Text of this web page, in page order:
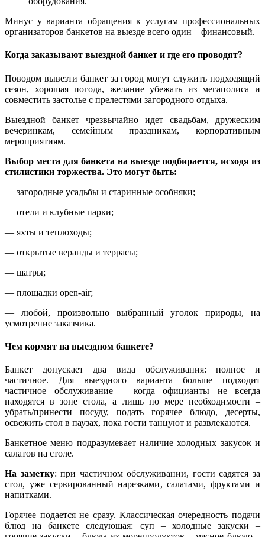
Минус у варианта обращения к услугам профессиональных
организаторов банкетов на выезде всего один – финансовый.
Когда заказывают выездной банкет и где его проводят?
Поводом вывезти банкет за город могут служить подходящий
сезон, хорошая погода, желание убежать из мегаполиса и
совместить застолье с прелестями загородного отдыха.
Выездной банкет чрезвычайно идет свадьбам, дружеским
вечеринкам, семейным праздникам, корпоративным
мероприятиям.
Выбор места для банкета на выезде подбирается, исходя из
стилистики торжества. Это могут быть:
— загородные усадьбы и старинные особняки;
— отели и клубные парки;
— яхты и теплоходы;
— открытые веранды и террасы;
— шатры;
— площадки open-air;
— любой, произвольно выбранный уголок природы, на
усмотрение заказчика.
Чем кормят на выездном банкете?
Банкет допускает два вида обслуживания: полное и
частичное. Для выездного варианта больше подходит
частичное обслуживание – когда официанты не всегда
находятся в зоне стола, а лишь по мере необходимости –
убрать/принести посуду, подать горячее блюдо, десерты,
освежить стол в паузах, пока гости танцуют и развлекаются.
Банкетное меню подразумевает наличие холодных закусок и
салатов на столе.
На заметку: при частичном обслуживании, гости садятся за
стол, уже сервированный нарезками, салатами, фруктами и
напитками.
Горячее подается не сразу. Классическая очередность подачи
блюд на банкете следующая: суп – холодные закуски –